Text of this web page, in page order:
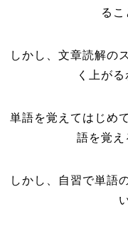
るこ
しかし、文章読解の
く上が
単語を覚えてはじめ
語を覚え
しかし、自習で単語